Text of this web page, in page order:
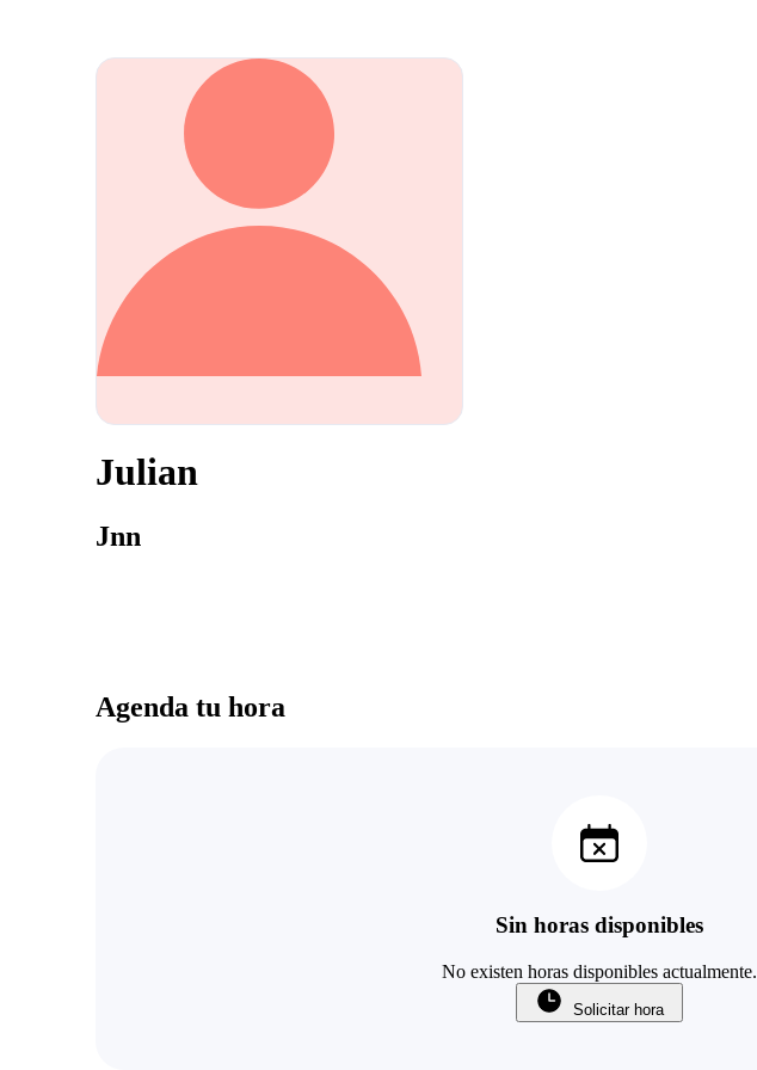
Julian
Jnn
Agenda tu hora
Sin horas disponibles
No existen horas disponibles actualmente.
Solicitar hora